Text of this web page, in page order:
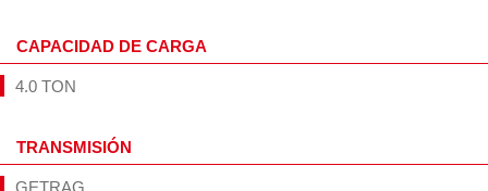
CAPACIDAD DE CARGA
4.0 TON
TRANSMISIÓN